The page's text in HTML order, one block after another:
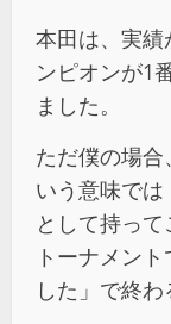
本田は、実績
ンピオンが1
ました。
ただ僕の場
いう意味で
として持っ
トーナメン
した」で終わ